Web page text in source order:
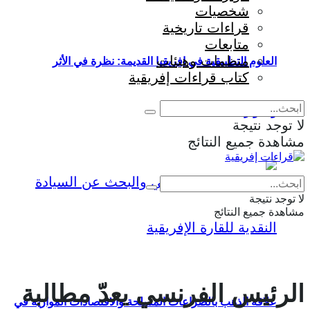
العلوم التطبيقية في إفريقيا القديمة: نظرة في الأثر
والمؤثرات
علاقة الذهب بالصراعات المسلحة والاقتصادات الموازية في
شخصيات
قراءات تاريخية
متابعات
منظمات وهيئات
كتاب قراءات إفريقية
لا توجد نتيجة
مشاهدة جميع النتائج
لا توجد نتيجة
مشاهدة جميع النتائج
الرئيس الفرنسي يعدّ مطالبة